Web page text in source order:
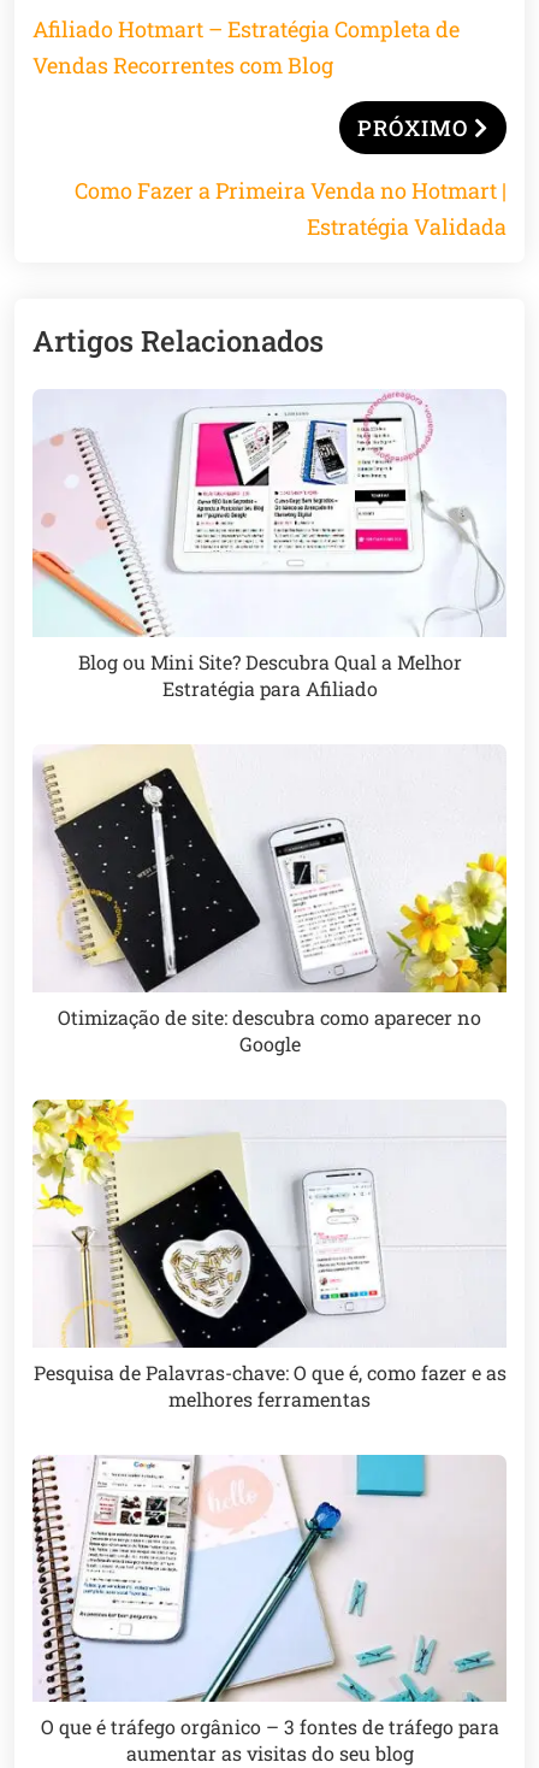
Afiliado Hotmart – Estratégia Completa de
Vendas Recorrentes com Blog
PRÓXIMO
Como Fazer a Primeira Venda no Hotmart |
Estratégia Validada
Artigos Relacionados
Blog ou Mini Site? Descubra Qual a Melhor
Estratégia para Afiliado
Otimização de site: descubra como aparecer no
Google
Pesquisa de Palavras-chave: O que é, como fazer e as
melhores ferramentas
O que é tráfego orgânico – 3 fontes de tráfego para
aumentar as visitas do seu blog